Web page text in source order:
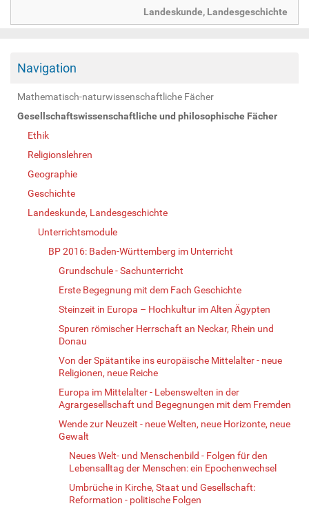
Landeskunde, Landesgeschichte
Navigation
Mathematisch-naturwissenschaftliche Fächer
Gesellschaftswissenschaftliche und philosophische Fächer
Ethik
Religionslehren
Geographie
Geschichte
Landeskunde, Landesgeschichte
Unterrichtsmodule
BP 2016: Baden-Württemberg im Unterricht
Grundschule - Sachunterricht
Erste Begegnung mit dem Fach Geschichte
Steinzeit in Europa – Hochkultur im Alten Ägypten
Spuren römischer Herrschaft an Neckar, Rhein und
Donau
Von der Spätantike ins europäische Mittelalter - neue
Religionen, neue Reiche
Europa im Mittelalter - Lebenswelten in der
Agrargesellschaft und Begegnungen mit dem Fremden
Wende zur Neuzeit - neue Welten, neue Horizonte, neue
Gewalt
Neues Welt- und Menschenbild - Folgen für den
Lebensalltag der Menschen: ein Epochenwechsel
Umbrüche in Kirche, Staat und Gesellschaft:
Reformation - politische Folgen